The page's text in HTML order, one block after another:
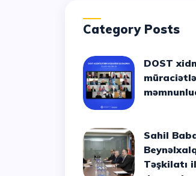
Category Posts
DOST xidmətlərinə
Sahil Babayev və
Təşkilatı